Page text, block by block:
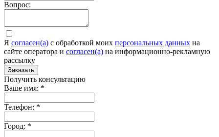
Вопрос:
Я согласен(а) c обработкой моих персональных данных на
сайте оператора и согласен(а) на информационно-рекламную
рассылку
Заказать
Получить консультацию
Ваше имя: *
Телефон: *
Город: *